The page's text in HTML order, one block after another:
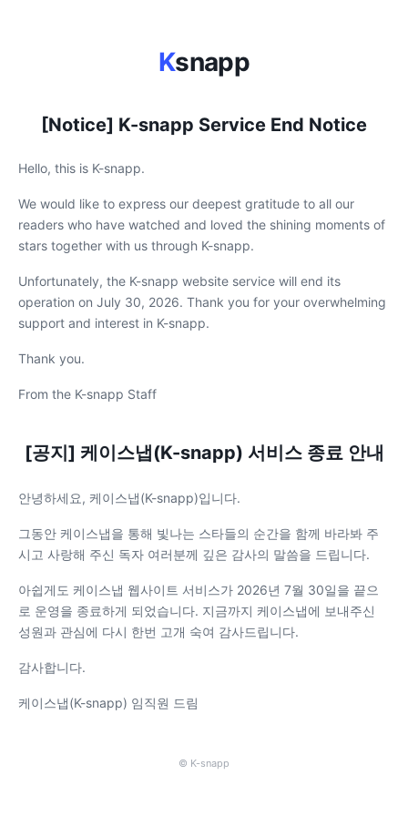
Ksnapp
[Notice] K-snapp Service End Notice
Hello, this is K-snapp.
We would like to express our deepest gratitude to all our
readers who have watched and loved the shining moments of
stars together with us through K-snapp.
Unfortunately, the K-snapp website service will end its
operation on July 30, 2026. Thank you for your overwhelming
support and interest in K-snapp.
Thank you.
From the K-snapp Staff
[공지] 케이스냅(K-snapp) 서비스 종료 안내
안녕하세요, 케이스냅(K-snapp)입니다.
그동안 케이스냅을 통해 빛나는 스타들의 순간을 함께 바라봐 주
시고 사랑해 주신 독자 여러분께 깊은 감사의 말씀을 드립니다.
아쉽게도 케이스냅 웹사이트 서비스가 2026년 7월 30일을 끝으
로 운영을 종료하게 되었습니다. 지금까지 케이스냅에 보내주신
성원과 관심에 다시 한번 고개 숙여 감사드립니다.
감사합니다.
케이스냅(K-snapp) 임직원 드림
© K-snapp